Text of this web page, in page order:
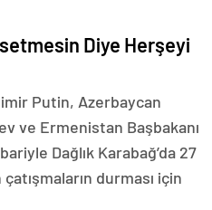
Diye Herşeyi
Putin, Azerbaycan
ve Ermenistan Başbakanı
Dağlık Karabağ’da 27
durması için